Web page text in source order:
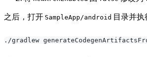
之后，打开 SampleApp/android 目录并执
./gradlew